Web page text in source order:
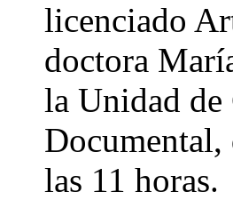
licenciado
doctora
la Unidad
Documental,
las 11 horas.